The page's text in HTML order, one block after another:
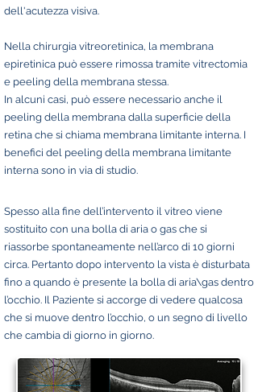
dell'acutezza visiva.
Nella chirurgia vitreoretinica, la membrana
epiretinica può essere rimossa tramite vitrectomia
e peeling della membrana stessa.
In alcuni casi, può essere necessario anche il
peeling della membrana dalla superficie della
retina che si chiama membrana limitante interna. I
benefici del peeling della membrana limitante
interna sono in via di studio.
Spesso alla fine dell’intervento il vitreo viene
sostituito con una bolla di aria o gas che si
riassorbe spontaneamente nell’arco di 10 giorni
circa. Pertanto dopo intervento la vista è disturbata
fino a quando è presente la bolla di aria\gas dentro
l’occhio. Il Paziente si accorge di vedere qualcosa
che si muove dentro l’occhio, o un segno di livello
che cambia di giorno in giorno.